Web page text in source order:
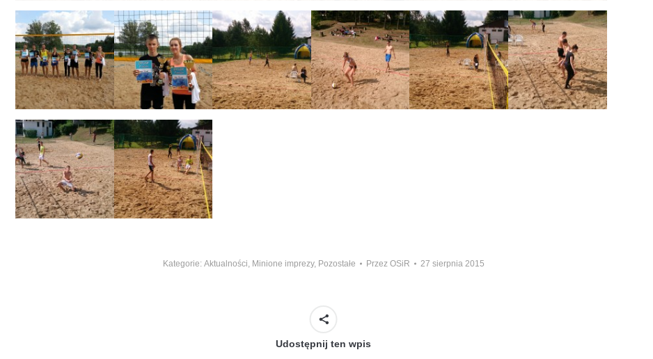
Kategorie: Aktualności Minione imprezy, Pozostałe Przez OSiR 27 sierpnia 2015
Udostępnij ten wpis